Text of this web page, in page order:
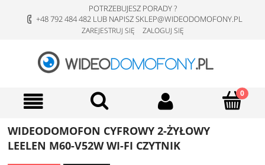
POTRZEBUJESZ PORADY ?
+48 792 484 482 LUB NAPISZ SKLEP@WIDEODOMOFONY.PL
ZAREJESTRUJ SIĘ ZALOGUJ SIĘ
WIDEODOMOFON CYFROWY 2-ŻYŁOWY
LEELEN M60-V52W WI-FI CZYTNIK